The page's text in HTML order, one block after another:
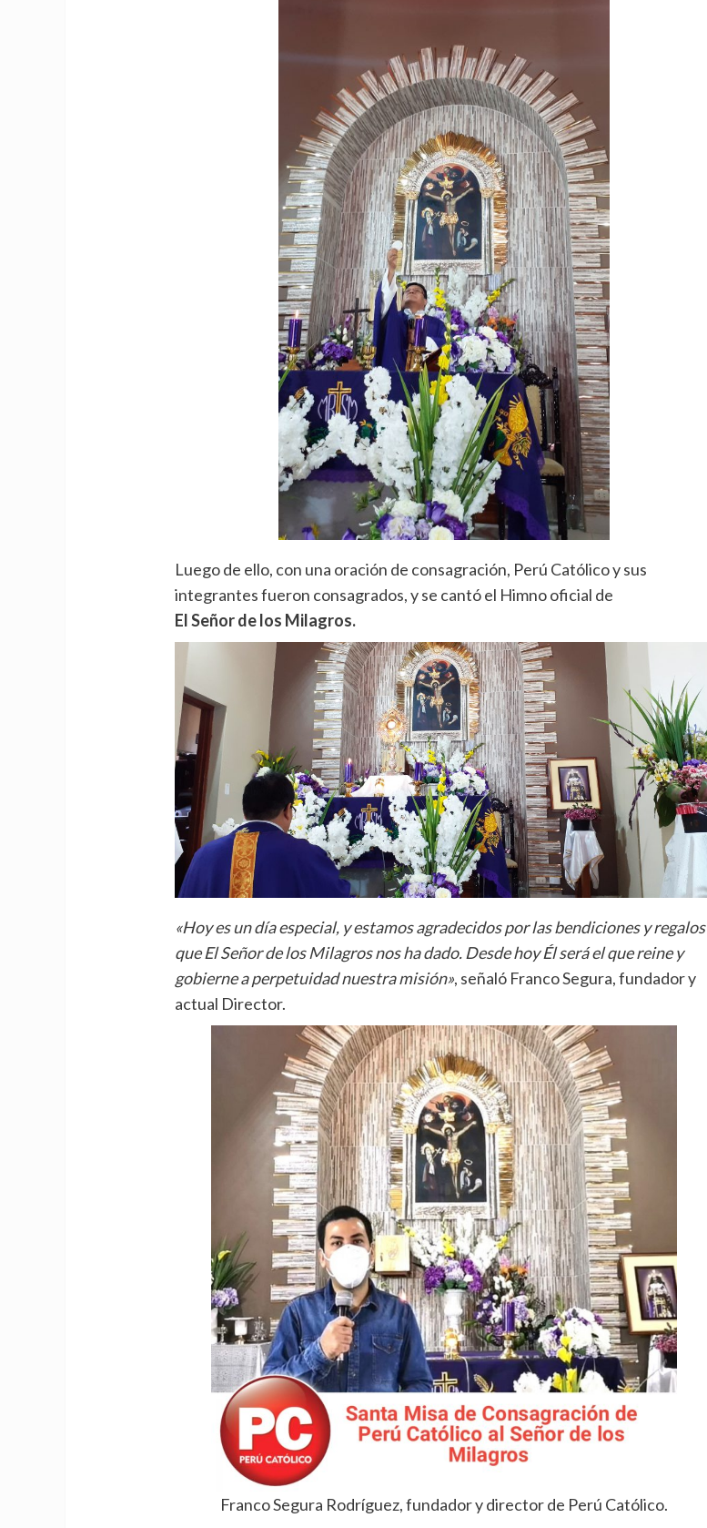
Luego de ello, con una oración de consagración, Perú Católico y sus
integrantes fueron consagrados, y se cantó el Himno oficial de
El Señor de los Milagros.
«Hoy es un día especial, y estamos agradecidos por las bendiciones y regalos
que El Señor de los Milagros nos ha dado. Desde hoy Él será el que reine y
gobierne a perpetuidad nuestra misión», señaló Franco Segura, fundador y
actual Director.
Franco Segura Rodríguez, fundador y director de Perú Católico.